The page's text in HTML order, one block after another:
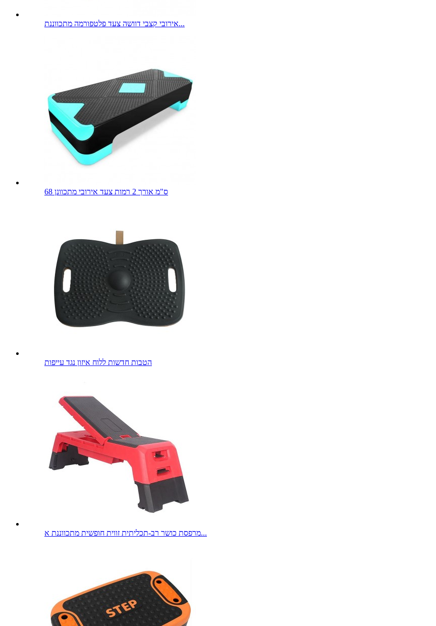
אירובי קצבי דוושה צעד פלטפורמה מתכווננת...
68 ס"מ אורך 2 רמות צעד אירובי מתכוונן
הטבות חדשות ללוח איזון נגד עייפות
מרפסת כושר רב-תכליתית זווית חופשית מתכווננת א...